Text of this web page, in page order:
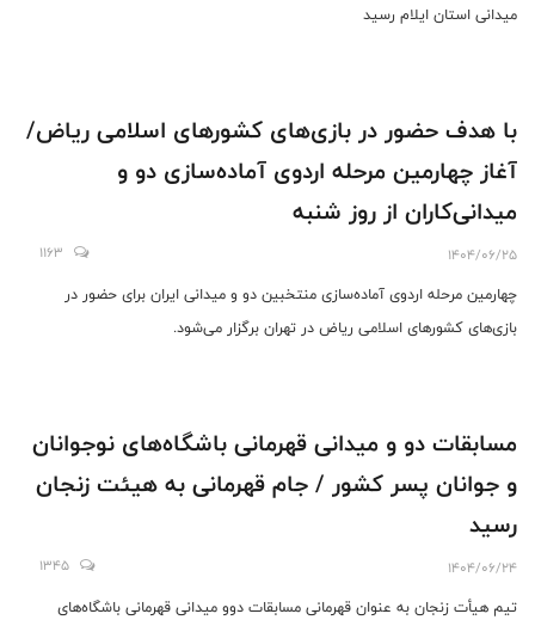
میدانی استان ایلام رسید
با هدف حضور در بازی‌های کشورهای اسلامی ریاض/
آغاز چهارمین مرحله اردوی آماده‌سازی دو و
میدانی‌کاران از روز شنبه
1404/06/25
1163
چهارمین مرحله اردوی آماده‌سازی منتخبین دو و میدانی ایران برای حضور در
بازی‌های کشورهای اسلامی ریاض در تهران برگزار می‌شود.
مسابقات دو و میدانی قهرمانی باشگاه‌های نوجوانان
و جوانان پسر کشور / جام قهرمانی به هیئت زنجان
رسید
1404/06/24
1345
تیم هیأت زنجان به عنوان قهرمانی مسابقات دوو میدانی قهرمانی باشگاه‌های